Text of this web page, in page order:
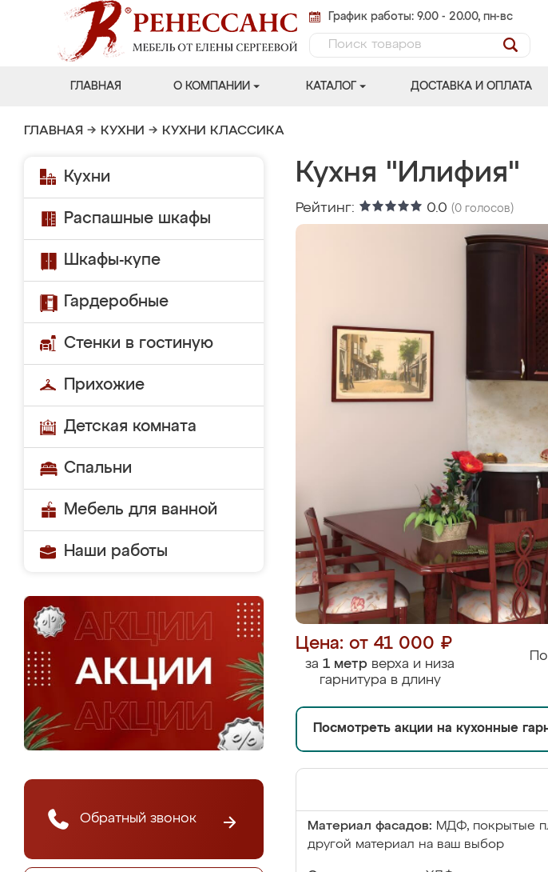
График работы: 9.00 - 20.00, пн-вс
ГЛАВНАЯ О КОМПАНИИ КАТАЛОГ ДОСТАВКА И ОПЛАТА
ГЛАВНАЯ → КУХНИ → КУХНИ КЛАССИКА
Кухни
Распашные шкафы
Шкафы-купе
Гардеробные
Стенки в гостиную
Прихожие
Детская комната
Спальни
Мебель для ванной
Наши работы
Обратный звонок
Кухня "Илифия"
Рейтинг: 0.0 (0 голосов)
Цена: от 41 000 ₽
за 1 метр верха и низа
гарнитура в длину
Посмотреть акции на кухонные
Материал фасадов: МДФ, покрытые
другой материал на ваш выбор